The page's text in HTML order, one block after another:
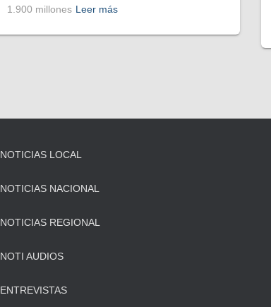
1.900 millones Leer más
NOTICIAS LOCAL
NOTICIAS NACIONAL
NOTICIAS REGIONAL
NOTI AUDIOS
ENTREVISTAS